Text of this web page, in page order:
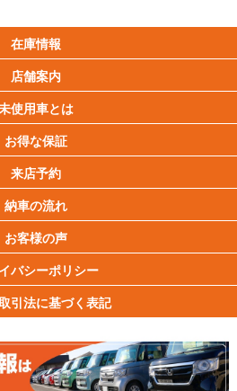
在庫情報
店舗案内
使用車とは
お得な保証
来店予約
納車の流れ
お客様の声
バシーポリシー
引法に基づく表記